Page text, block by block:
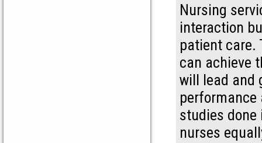
Nursing
interaction
patient care.
can achieve
will lead and
performance
studies done
nurses